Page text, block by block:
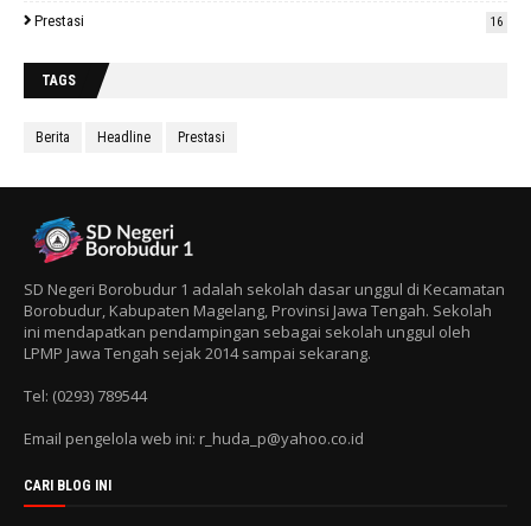
Prestasi 16
TAGS
Berita Headline Prestasi
SD Negeri Borobudur 1 adalah sekolah dasar unggul di Kecamatan
Borobudur, Kabupaten Magelang, Provinsi Jawa Tengah. Sekolah
ini mendapatkan pendampingan sebagai sekolah unggul oleh
LPMP Jawa Tengah sejak 2014 sampai sekarang.
Tel: (0293) 789544
Email pengelola web ini: r_huda_p@yahoo.co.id
CARI BLOG INI